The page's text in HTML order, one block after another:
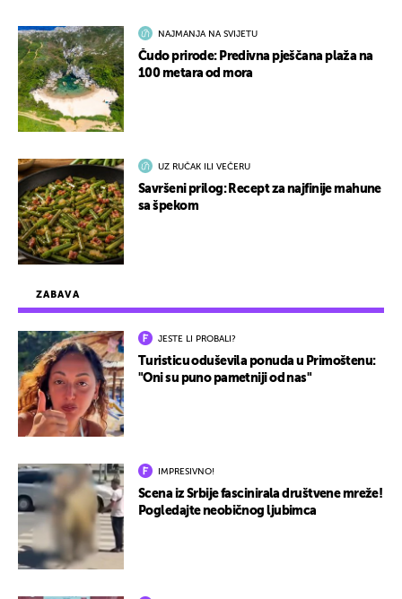
ZABAVA
JESTE LI PROBALI?
Turisticu oduševila ponuda u Primoštenu:
"Oni su puno pametniji od nas"
IMPRESIVNO!
Scena iz Srbije fascinirala društvene mreže!
Pogledajte neobičnog ljubimca
NAJMANJA NA SVIJETU
Čudo prirode: Predivna pješčana plaža na
100 metara od mora
UZ RUČAK ILI VEČERU
Savršeni prilog: Recept za najfinije mahune
sa špekom